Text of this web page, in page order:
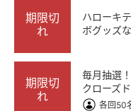
期限切
れ
ハローキ
ボグッズ
期限切
れ
毎月抽選
クローズ
各回50